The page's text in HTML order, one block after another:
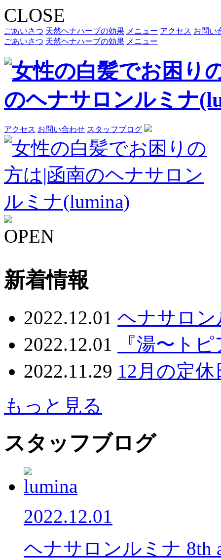
CLOSE
ごあいさつ 天然ヘナハーブの効果 メニュー アクセス お問い
ごあいさつ 天然ヘナハーブの効果 メニュー
アクセス お問い合わせ スタッフブログ
OPEN
新着情報
2022.12.01 ヘナサロン
2022.12.01
『湯〜ト
2022.11.29 12月の定
もっと見る
スタッフブログ
2022.12.01
ヘナサロンルミナ 8th